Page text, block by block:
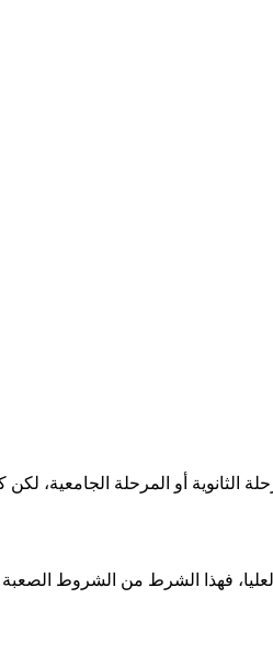
الثانوية أو المرحلة
فهذا الشرط من الشروط